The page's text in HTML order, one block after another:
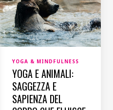
YOGA & MINDFULNESS
YOGA E ANIMALI:
SAGGEZZA E
SAPIENZA DEL